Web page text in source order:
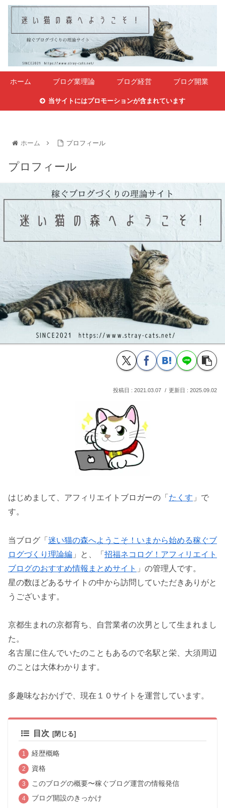
ホーム ブログ業理論 ブログ経営 ブログ開業
当サイトにはプロモーションが含まれています
ホーム プロフィール
プロフィール
2021.03.07 2025.09.02
はじめまして、アフィリエイトブロガーの「 たくす 」で
す。
当ブログ「 迷い猫の森へようこそ！いまから始める稼ぐブ
ログづくり理論編 」と、「 招福ネコログ！アフィリエイト
ブログのおすすめ情報まとめサイト 」の管理人です。
星の数ほどあるサイトの中から訪問していただきありがと
うございます。
京都生まれの京都育ち、自営業者の次男として生まれまし
た。
名古屋に住んでいたのこともあるので名駅と栄、大須周辺
のことは大体わかります。
多趣味なおかげで、現在１０サイトを運営しています。
目次
経歴概略
資格
このブログの概要〜稼ぐブログ運営の情報発信
ブログ開設のきっかけ